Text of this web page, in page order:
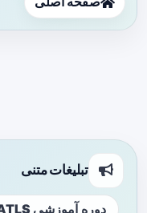
تبلیغات متنی
دوره آموزشی ATLS